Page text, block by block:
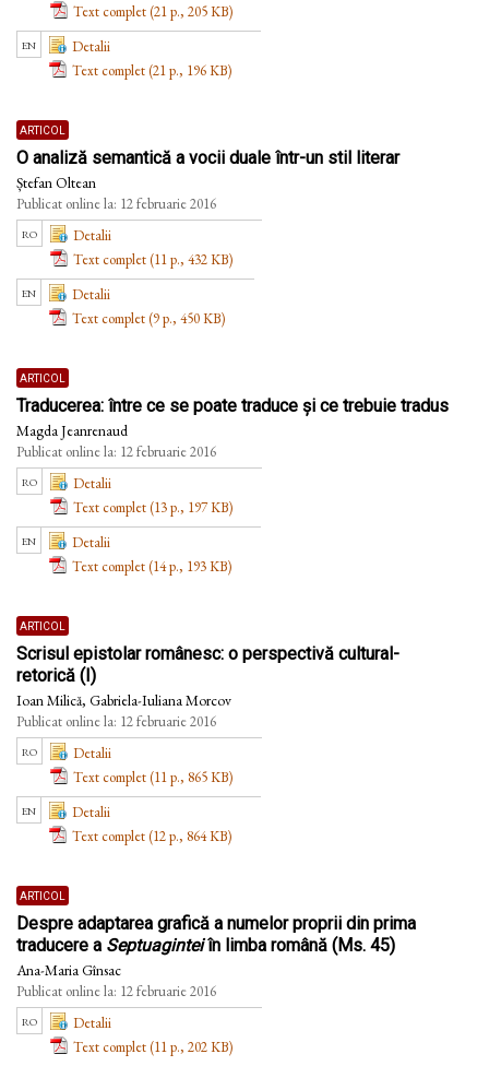
Text complet (21 p., 205 KB)
en
Detalii
Text complet (21 p., 196 KB)
articol
O analiză semantică a vocii duale într-un stil literar
Ștefan Oltean
Publicat online la: 12 februarie 2016
ro
Detalii
Text complet (11 p., 432 KB)
en
Detalii
Text complet (9 p., 450 KB)
articol
Traducerea: între ce se poate traduce și ce trebuie tradus
Magda Jeanrenaud
Publicat online la: 12 februarie 2016
ro
Detalii
Text complet (13 p., 197 KB)
en
Detalii
Text complet (14 p., 193 KB)
articol
Scrisul epistolar românesc: o perspectivă cultural-
retorică (I)
Ioan Milică, Gabriela-Iuliana Morcov
Publicat online la: 12 februarie 2016
ro
Detalii
Text complet (11 p., 865 KB)
en
Detalii
Text complet (12 p., 864 KB)
articol
Despre adaptarea grafică a numelor proprii din prima
traducere a Septuaginteiîn limba română (Ms. 45)
Ana-Maria Gînsac
Publicat online la: 12 februarie 2016
ro
Detalii
Text complet (11 p., 202 KB)